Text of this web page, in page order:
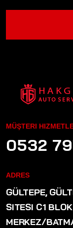
MÜŞTERI
0532
ADRES
GÜLTEPE,
SITESI C1
MERKEZ/